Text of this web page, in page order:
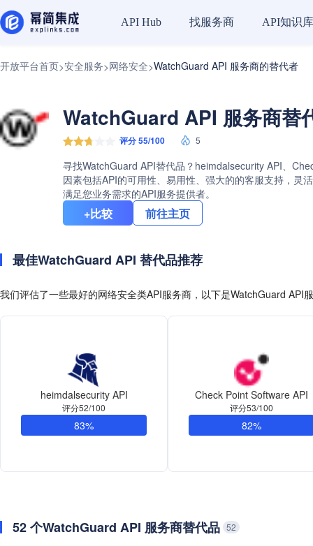
API Hub 找服务商 API知识库
开放平台首页>安全服务>网络安全>WatchGuard API 服务商的替代者
WatchGuard API 服务商替
评分 55/100 5
寻找WatchGuard API替代品？heimdalsecurity API、
因素包括API的可用性、易用性、强大的的客服支持，灵
满足您业务需求的API服务提供者。
+比较 前往主页
最佳WatchGuard API 替代品推荐
我们评估了一些最好的网络安全类API服务商，以下是WatchGuard API
heimdalsecurity API
评分52/100
83%
Check Point Software API
评分53/100
82%
52 个WatchGuard API 服务商替代品 52